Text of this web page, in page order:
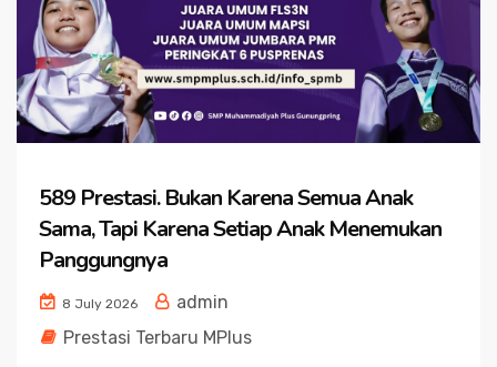
589 Prestasi. Bukan Karena Semua Anak
Sama, Tapi Karena Setiap Anak Menemukan
Panggungnya
8 July 2026
admin
Prestasi Terbaru MPlus